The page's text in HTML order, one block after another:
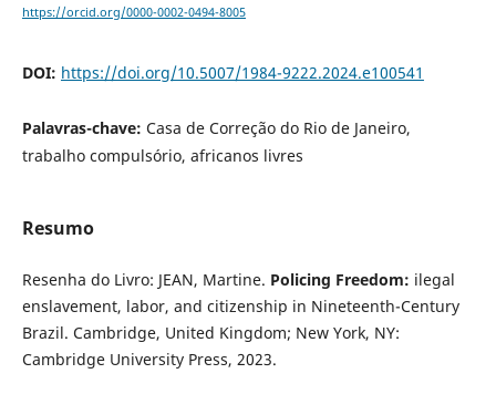
https://orcid.org/0000-0002-0494-8005
DOI: https://doi.org/10.5007/1984-9222.2024.e100541
Palavras-chave: Casa de Correção do Rio de Janeiro,
trabalho compulsório, africanos livres
Resumo
Resenha do Livro: JEAN, Martine. Policing Freedom: ilegal
enslavement, labor, and citizenship in Nineteenth-Century
Brazil. Cambridge, United Kingdom; New York, NY:
Cambridge University Press, 2023.